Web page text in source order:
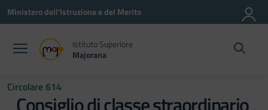
Vai ai contenuti
Vai al menu di navigazione
Vai al footer
Ministero dell'Istruzione e del Merito
Istituto Superiore
Majorana
Circolare 614